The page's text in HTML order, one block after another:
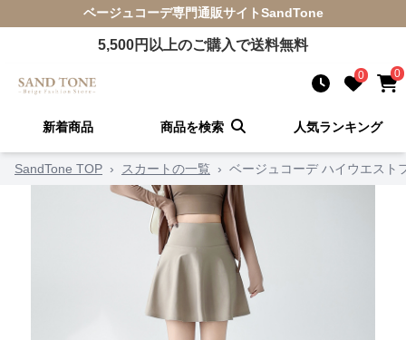
ベージュコーデ専門通販サイトSandTone
5,500円以上のご購入で送料無料
0 0
新着商品 商品を検索 人気ランキング
SandTone TOP › スカートの一覧 › ベージュコーデ ハイウエスト